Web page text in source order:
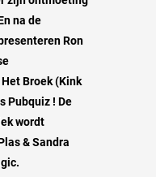
na de
Ron
Broek (Kink
Pubquiz ! De
wordt
& Sandra